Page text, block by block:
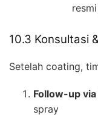
10.3 Konsultasi
Setelah coating,
Follow-up
spray